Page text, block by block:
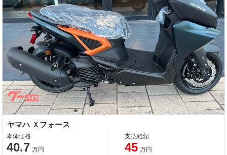
ヤマハ Ｘフォース
本体価格
40.7 万円
支払総額
45 万円